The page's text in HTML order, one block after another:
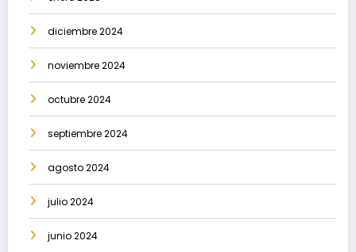
diciembre 2024
noviembre 2024
octubre 2024
septiembre 2024
agosto 2024
julio 2024
junio 2024